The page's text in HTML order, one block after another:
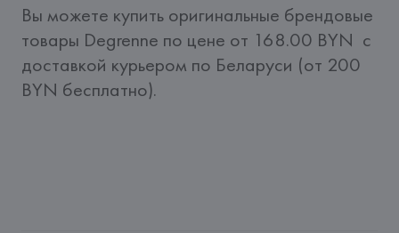
Вы можете купить оригинальные брендовые
товары Degrenne по цене от 168.00 BYN  c
доставкой курьером по Беларуси (от 200
BYN бесплатно).